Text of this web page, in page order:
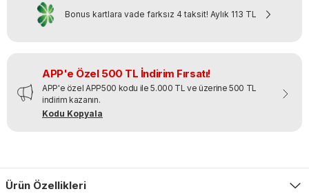
Bonus kartlara vade farksız 4 taksit! Aylık 113 TL
APP'e Özel 500 TL İndirim Fırsatı!
APP'e özel APP500 kodu ile 5.000 TL ve üzerine 500 TL
indirim kazanın.
Kodu Kopyala
Ürün Özellikleri